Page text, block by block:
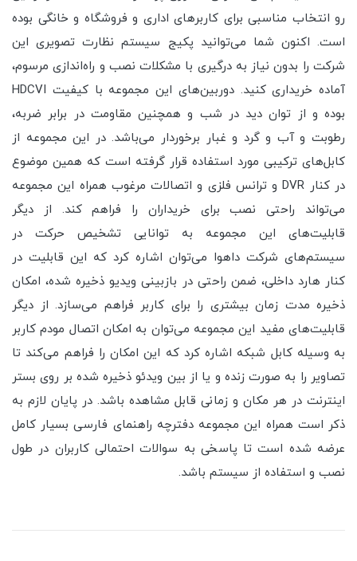
رو انتخاب مناسبی برای کاربرهای اداری و فروشگاه و خانگی بوده
است. اکنون شما می‌توانید پکیج سیستم نظارت تصویری این
شرکت را بدون نیاز به درگیری با مشکلات نصب و راه‌اندازی مرسوم،
آماده خریداری کنید. دوربین‌های این مجموعه با کیفیت HDCVI
بوده و از توان دید در شب و همچنین مقاومت در برابر ضربه،
رطوبت و آب و گرد و غبار برخوردار می‌باشد. در این مجموعه از
کابل‌های ترکیبی مورد استفاده قرار گرفته است که همین موضوع
در کنار DVR و ترانس فلزی و اتصالات مرغوب همراه این مجموعه
می‌تواند راحتی نصب برای خریداران را فراهم کند. از دیگر
قابلیت‌های این مجموعه به توانایی تشخیص حرکت در
سیستم‌های شرکت داهوا می‌توان اشاره کرد که این قابلیت در
کنار هارد داخلی، ضمن راحتی در بازبینی ویدیو ذخیره شده، امکان
ذخیره مدت زمان بیشتری را برای کاربر فراهم می‌سازد. از دیگر
قابلیت‌های مفید این مجموعه می‌توان به امکان اتصال مودم کاربر
به وسیله کابل شبکه اشاره کرد که این امکان را فراهم می‌کند تا
تصاویر را به صورت زنده و یا از بین ویدئو ذخیره شده بر روی بستر
اینترنت در هر مکان و زمانی قابل مشاهده باشد. در پایان لازم به
ذکر است همراه این مجموعه دفترچه راهنمای فارسی بسیار کامل
عرضه شده است تا پاسخی به سوالات احتمالی کاربران در طول
نصب و استفاده از سیستم باشد.